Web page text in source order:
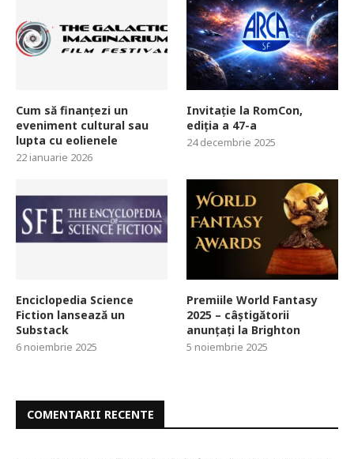
Cum să finanțezi un
eveniment cultural sau
lupta cu eolienele
22 ianuarie 2026
Invitație la RomCon,
ediția a 47-a
24 decembrie 2025
Enciclopedia Science
Fiction lansează un
Substack
6 noiembrie 2025
Premiile World Fantasy
2025 – câștigătorii
anunțați la Brighton
5 noiembrie 2025
COMENTARII RECENTE